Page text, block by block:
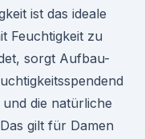
ist das ideale
Feuchtigkeit zu
sorgt Aufbau-
die natürliche
gilt für Damen